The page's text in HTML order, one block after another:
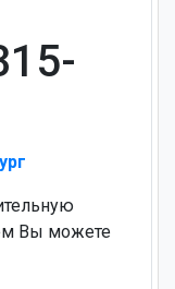
Вы можете